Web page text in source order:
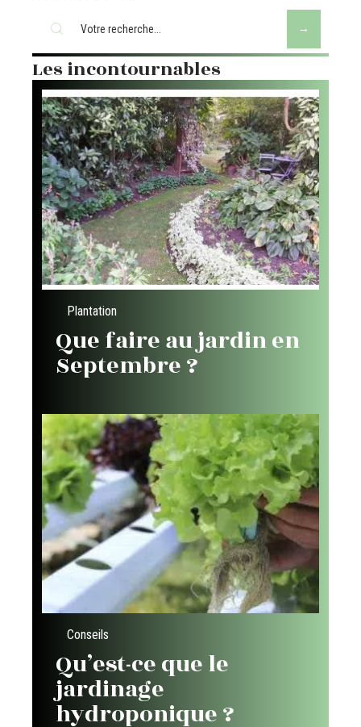
Les incontournables
Plantation
Que faire au jardin en
Septembre ?
Conseils
Qu’est-ce que le
jardinage
hydroponique ?